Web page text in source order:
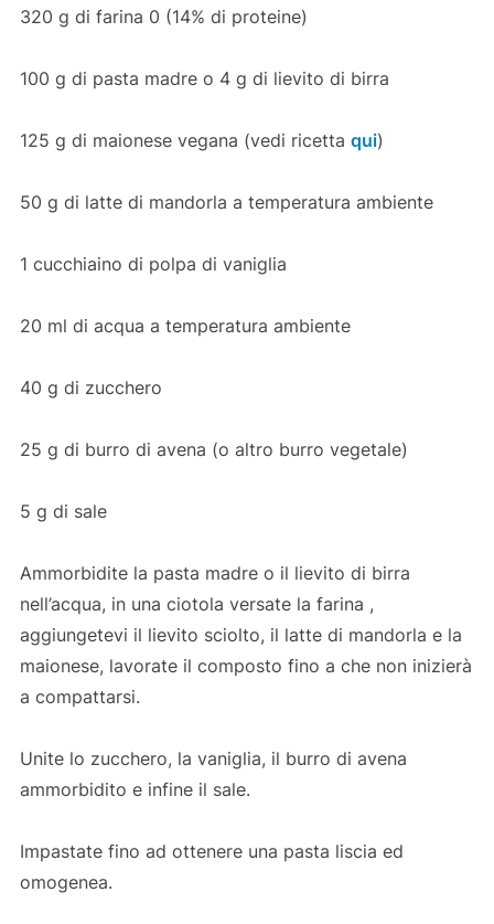
320 g di farina 0 (14% di proteine)
100 g di pasta madre o 4 g di lievito di birra
125 g di maionese vegana (vedi ricetta qui)
50 g di latte di mandorla a temperatura ambiente
1 cucchiaino di polpa di vaniglia
20 ml di acqua a temperatura ambiente
40 g di zucchero
25 g di burro di avena (o altro burro vegetale)
5 g di sale
Ammorbidite la pasta madre o il lievito di birra
nell’acqua, in una ciotola versate la farina ,
aggiungetevi il lievito sciolto, il latte di mandorla e la
maionese, lavorate il composto fino a che non inizierà
a compattarsi.
Unite lo zucchero, la vaniglia, il burro di avena
ammorbidito e infine il sale.
Impastate fino ad ottenere una pasta liscia ed
omogenea.